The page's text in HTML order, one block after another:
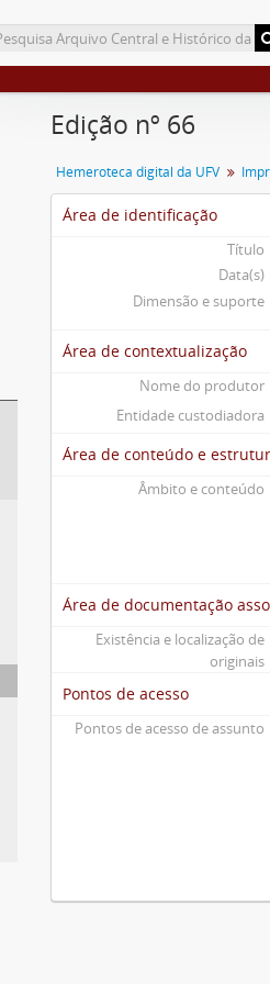
Edição nº 66
Hemeroteca digital da UFV
Área de identificação
Título
Data(s)
Dimensão e suporte
Área de contextualização
Nome do produtor
Entidade custodiadora
Área de conteúdo e
Âmbito e conteúdo
Área de documentação
Existência e localização de
originais
Pontos de acesso
Pontos de acesso de assunto